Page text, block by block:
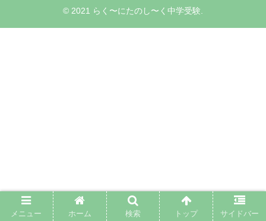
© 2021 らく〜にたのし〜く中学受験.
メニュー ホーム 検索 トップ サイドバー